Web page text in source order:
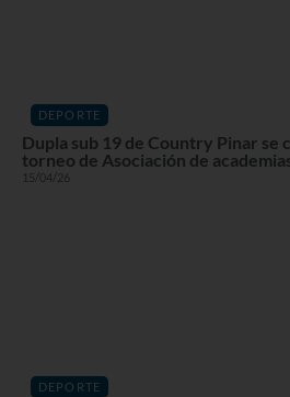
DEPORTE
Dupla sub 19 de Country Pinar se
torneo de Asociación de
15/04/26
DEPORTE